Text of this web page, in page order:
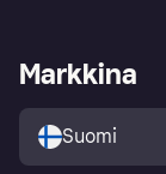
Markkina
Suomi